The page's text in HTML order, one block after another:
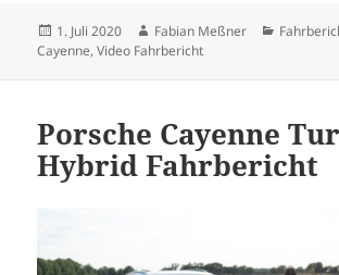
Veröffentlicht
am
1. Juli 2020 Autor
Fabian Meßner
Cayenne,Video Fahrbericht
Porsche Cayenne
Hybrid Fahrbericht